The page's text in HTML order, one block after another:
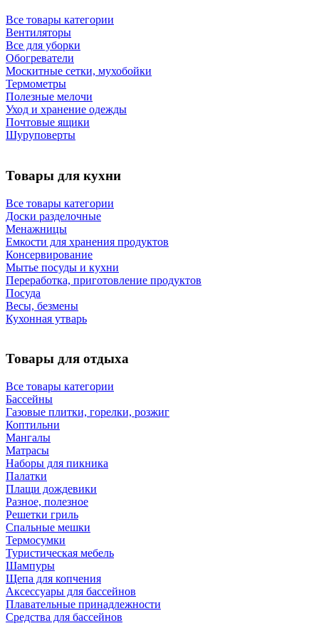
Все товары категории
Вентиляторы
Все для уборки
Обогреватели
Москитные сетки, мухобойки
Термометры
Полезные мелочи
Уход и хранение одежды
Почтовые ящики
Шуруповерты
Товары для кухни
Все товары категории
Доски разделочные
Менажницы
Емкости для хранения продуктов
Консервирование
Мытье посуды и кухни
Переработка, приготовление продуктов
Посуда
Весы, безмены
Кухонная утварь
Товары для отдыха
Все товары категории
Бассейны
Газовые плитки, горелки, розжиг
Коптильни
Мангалы
Матрасы
Наборы для пикника
Палатки
Плащи дождевики
Разное, полезное
Решетки гриль
Спальные мешки
Термосумки
Туристическая мебель
Шампуры
Щепа для копчения
Аксессуары для бассейнов
Плавательные принадлежности
Средства для бассейнов